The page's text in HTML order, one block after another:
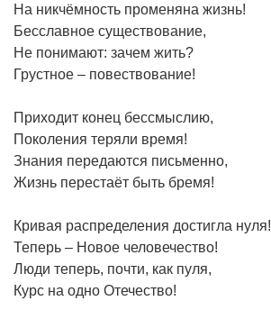
На никчёмность променяна жизнь!
Бесславное существование,
Не понимают: зачем жить?
Грустное – повествование!
Приходит конец бессмыслию,
Поколения теряли время!
Знания передаются письменно,
Жизнь перестаёт быть бремя!
Кривая распределения достигла нуля!
Теперь – Новое человечество!
Люди теперь, почти, как пуля,
Курс на одно Отечество!